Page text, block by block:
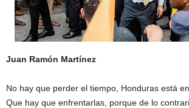
Juan Ramón Martínez
No hay que perder el tiempo, Honduras está
Que hay que enfrentarlas, porque de lo